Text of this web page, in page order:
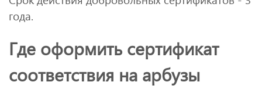
года.
Где оформить сертификат
соответствия на арбузы